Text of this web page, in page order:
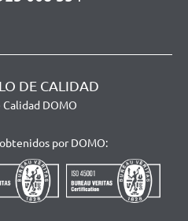
DE CALIDAD
DOMO
por DOMO: